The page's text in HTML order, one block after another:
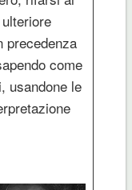
precedenza
come
usandone le